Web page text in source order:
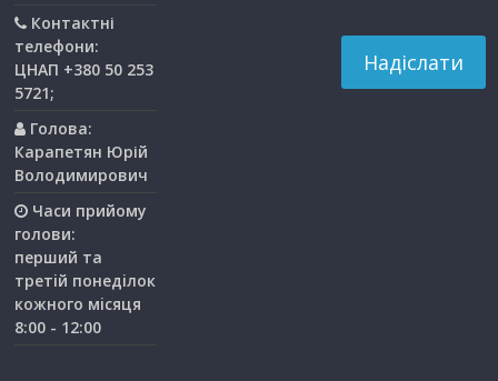
Контактні
телефони:
ЦНАП +380 50 253
5721;
Голова:
Карапетян Юрій
Володимирович
Часи прийому
голови:
перший та
третiй понедiлок
кожного мiсяця
8:00 - 12:00